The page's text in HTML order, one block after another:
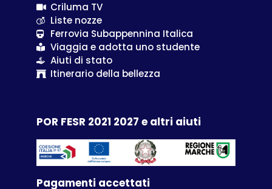
Criluma TV
Liste nozze
Ferrovia Subappennina Italica
Viaggia e adotta uno studente
Aiuti di stato
Itinerario della bellezza
POR FESR 2021 2027 e altri aiuti
Pagamenti accettati